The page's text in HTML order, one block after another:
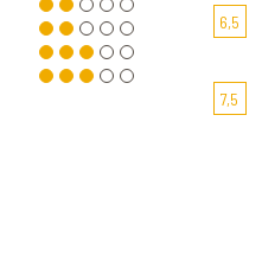
6,5
7,5